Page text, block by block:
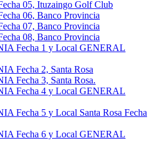
05, Ituzaingo Golf Club
06, Banco Provincia
07, Banco Provincia
08, Banco Provincia
Fecha 1 y Local GENERAL
Fecha 2, Santa Rosa
Fecha 3, Santa Rosa.
Fecha 4 y Local GENERAL
Fecha 5 y Local Santa Rosa Fecha
Fecha 6 y Local GENERAL